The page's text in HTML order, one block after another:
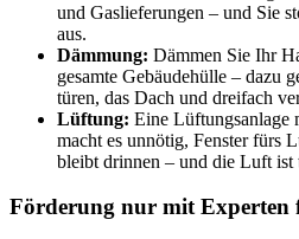
und Gas­lieferungen – und Sie
aus.
Dämmung: Dämmen Sie Ihr
gesamte Gebäude­hülle – dazu
türen, das Dach und dreifach
Lüftung: Eine Lüftungsanlage
macht es unnötig, Fenster fürs
bleibt drinnen – und die Luft ist
Förderung nur mit Experten